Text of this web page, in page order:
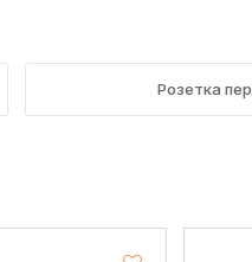
Розетка